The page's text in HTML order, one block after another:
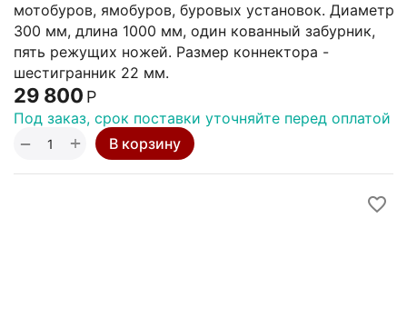
мотобуров, ямобуров, буровых установок. Диаметр
300 мм, длина 1000 мм, один кованный забурник,
пять режущих ножей. Размер коннектора -
шестигранник 22 мм.
29 800 Р
Под заказ, срок поставки уточняйте перед оплатой
+
− В корзину